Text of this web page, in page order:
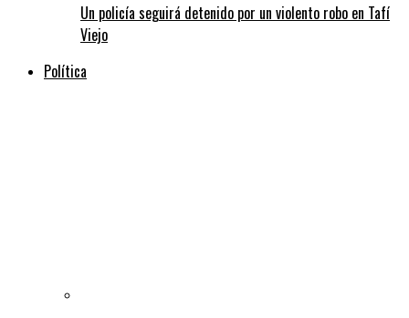
Un policía seguirá detenido por un violento robo en Tafí
Viejo
Política